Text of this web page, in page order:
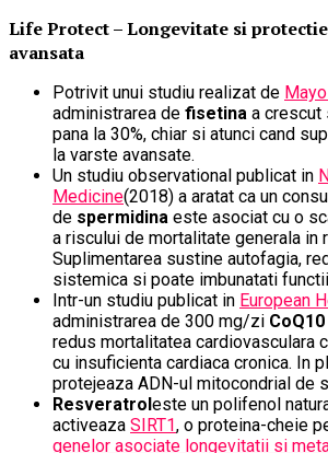
Life Protect – Longevitate si
avansata
Potrivit unui studiu realizat de
administrarea de fisetina a crescut
pana la 30%, chiar si atunci cand
la varste avansate.
Un studiu observational publicat in
Medicine(2018) a aratat ca un
de spermidina este asociat cu o
a riscului de mortalitate generala in
Suplimentarea sustine autofagia,
sistemica si poate imbunatati
Intr-un studiu publicat in European
administrarea de 300 mg/zi CoQ10
redus mortalitatea cardiovasculara
cu insuficienta cardiaca cronica. In
protejeaza ADN-ul mitocondrial de
Resveratroleste un polifenol
activeaza SIRT1, o proteina-cheie
genelor asociate longevitatii si